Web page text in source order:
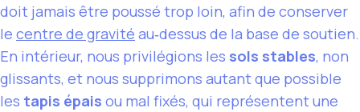
doit jamais être poussé trop loin, afin de conserver
le centre de gravité au‑dessus de la base de soutien.
En intérieur, nous privilégions les sols stables, non
glissants, et nous supprimons autant que possible
les tapis épais ou mal fixés, qui représentent une